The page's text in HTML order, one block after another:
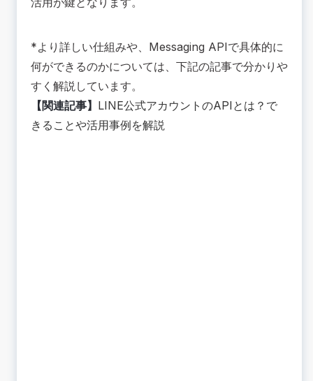
*より詳しい仕組みや、Messaging APIで具体的に
何ができるのかについては、下記の記事で分かりや
すく解説しています。
【関連記事】 LINE公式アカウントのAPIとは？で
きることや活用事例を解説